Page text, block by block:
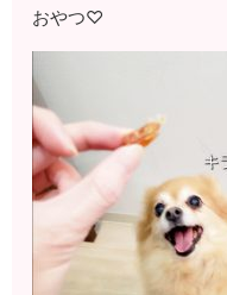
おやつ♡